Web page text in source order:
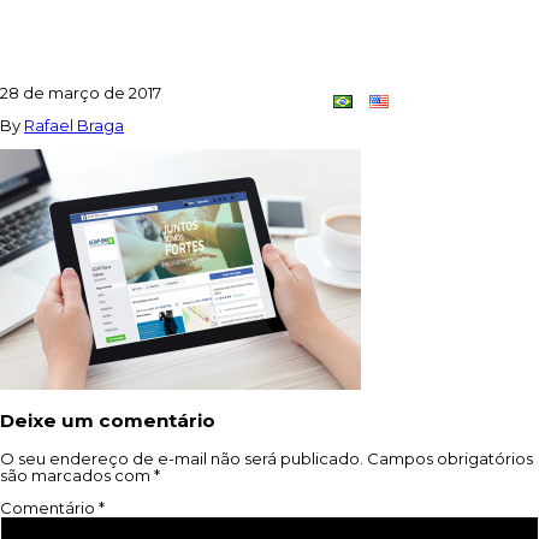
28 de março de 2017
By Rafael Braga
Deixe um comentário
O seu endereço de e-mail não será publicado. Campos obrigatórios
são marcados com *
Comentário *